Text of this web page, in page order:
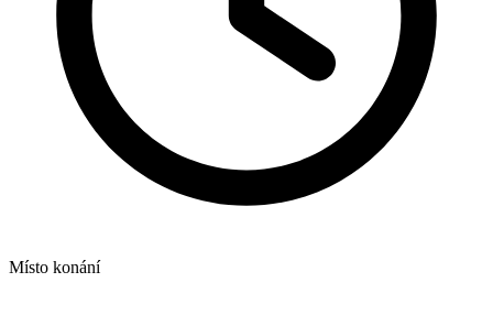
Místo konání